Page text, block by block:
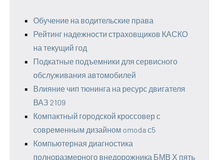
Обучение на водительские права
Рейтинг надежности страховщиков КАСКО
на текущий год
Подкатные подъемники для сервисного
обслуживания автомобилей
Влияние чип тюнинга на ресурс двигателя
ВАЗ 2109
Компактный городской кроссовер с
современным дизайном omoda с5
Компьютерная диагностика
полноразмерного внедорожника БМВ Х пять